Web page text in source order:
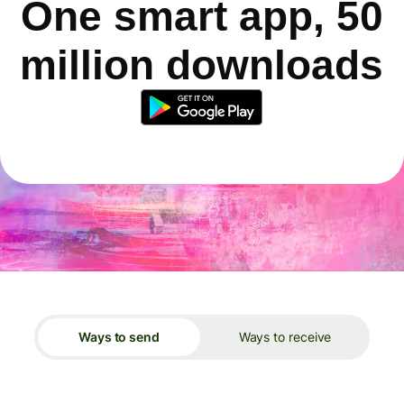
One smart app, 50
million downloads
Ways to send Ways to receive